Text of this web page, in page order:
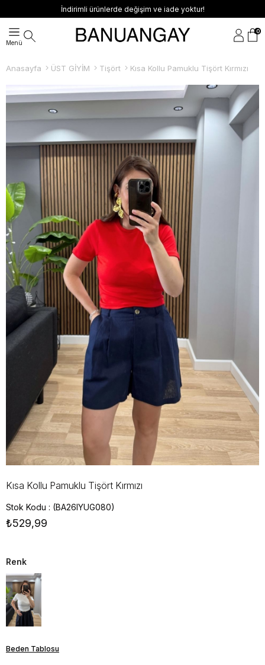
İndirimli ürünlerde değişim ve iade yoktur!
0
Anasayfa ÜST GİYİM Tişört Kısa Kollu Pamuklu Tişört Kırmızı
Kısa Kollu Pamuklu Tişört Kırmızı
Stok Kodu (BA26IYUG080)
₺529,99
Renk
Beden Tablosu